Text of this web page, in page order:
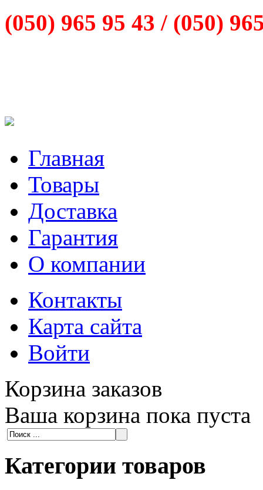
(050) 965 95 43 / (050)
Главная
Товары
Доставка
Гарантия
О компании
Контакты
Карта сайта
Войти
Корзина заказов
Ваша корзина пока пуста
Категории товаров